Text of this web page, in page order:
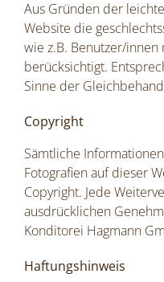
Aus Gründen der
Website die
wie z.B. Benutzer/
berücksichtigt.
Sinne der
Copyright
Sämtliche
Fotografien auf dieser
Copyright. Jede
ausdrücklichen
Konditorei Hagmann
Haftungshinweis